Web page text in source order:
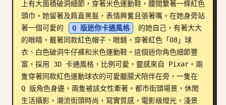
更新
上有大面積破洞細節，穿著米色運動鞋，腰間繫著一條紅色
頭巾。她留著及肩直黑髮，表情興奮且張著嘴。在她身旁站
著一個可愛的
Q 版迷你卡通風格
的她自己，有著大大
的眼睛，戴著同款紅色帽子、眼鏡，穿著紅色「08」球
衣、白色破洞牛仔褲和米色運動鞋。這個迷你角色細節豐
富，採用 3D 卡通風格，比例可愛，靈感來自 Pixar。兩
隻穿著同款紅色運動球衣的可愛臘腸犬陪伴在旁，一隻在
Q 版角色身邊，兩隻被該女性牽著。都市街頭場景，休閒
生活攝影，潮流街頭時尚，寫實質感，電影級燈光，淺景